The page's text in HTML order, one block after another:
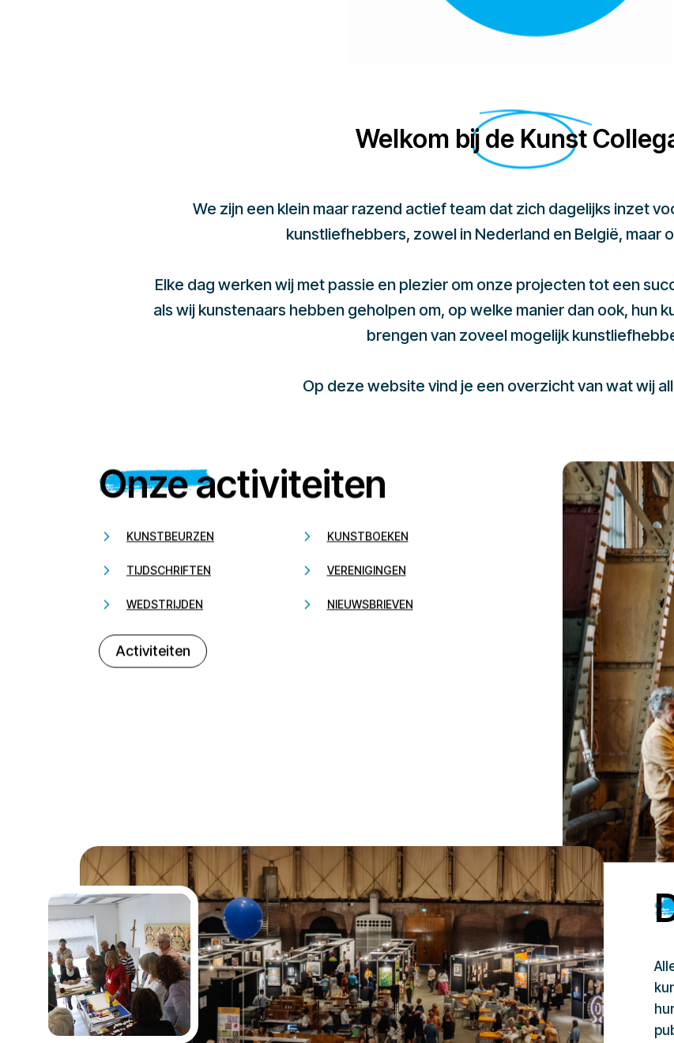
Welkom bij de Kunst
We zijn een klein maar razend actief team dat zich dagelijks inzet
kunstliefhebbers, zowel in Nederland en België, maar
Elke dag werken wij met passie en plezier om onze projecten tot een
als wij kunstenaars hebben geholpen om, op welke manier dan ook, hun
brengen van zoveel mogelijk
Op deze website vind je een overzicht van wat wij
Onze activiteiten
KUNSTBEURZEN KUNSTBOEKEN
TIJDSCHRIFTEN VERENIGINGEN
WEDSTRIJDEN NIEUWSBRIEVEN
Activiteiten